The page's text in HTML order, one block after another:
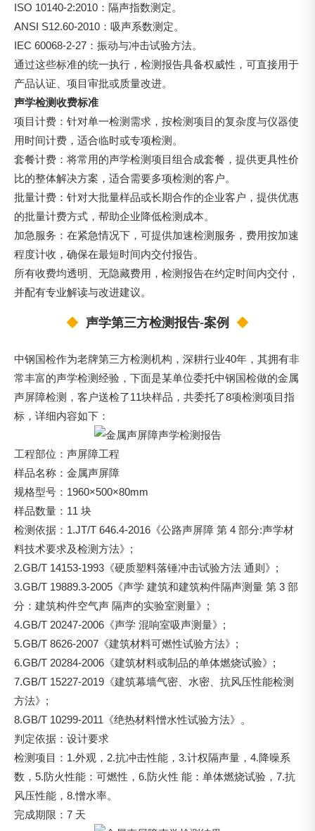
ISO 10140-2:2010：隔声指数测定。
ANSI S12.60-2010：吸声系数测定。
IEC 60068-2-27：振动与冲击试验方法。
通过这些标准的统一执行，检测报告具备权威性，可直接用于
产品认证、项目审批或质量改进。
声学检测收费标准
项目计费：针对单一检测需求，按检测项目的复杂度与仪器使
用时间计费，适合临时或专项检测。
套餐计费：将常用的声学检测项目组合成套餐，提供更具性价
比的整体解决方案，适合需要多项检测的客户。
批量计费：针对大批量样品或长期合作的企业客户，提供优惠
的批量计费方式，帮助企业降低检测成本。
加急服务：在紧急情况下，可提供加速检测服务，费用按加速
程度计收，确保在最短时间内交付报告。
所有收费均透明、无隐藏费用，检测报告在约定时间内交付，
并配有专业解读与改进建议。
◆ 声学第三方检测报告-案例 ◆
中钢国检作为老牌第三方检测机构，深耕行业40年，其拥有非
常丰富的声学检测经验，下面是某单位委托中钢国检做的金属
声屏障检测，客户送检了11块样品，共委托了8项检测项目指
标，详细内容如下：
工程部位：声屏障工程
样品名称：金属声屏障
规格型号：1960×500×80mm
样品数量：11 块
检测依据：1.JT/T 646.4-2016《公路声屏障 第 4 部分:声学材
料技术要求及检测方法》;
2.GB/T 14153-1993《硬质塑料落锤冲击试验方法 通则》;
3.GB/T 19889.3-2005《声学 建筑和建筑构件隔声测量 第 3 部
分：建筑构件空气声 隔声的实验室测量》;
4.GB/T 20247-2006《声学 混响室吸声测量》;
5.GB/T 8626-2007《建筑材料可燃性试验方法》;
6.GB/T 20284-2006《建筑材料或制品的单体燃烧试验》;
7.GB/T 15227-2019《建筑幕墙气密、水密、抗风压性能检测
方法》;
8.GB/T 10299-2011《绝热材料憎水性试验方法》。
判定依据：设计要求
检测项目：1.外观，2.抗冲击性能，3.计权隔声量，4.降噪系
数，5.防火性能：可燃性，6.防火性 能：单体燃烧试验，7.抗
风压性能，8.憎水率。
完成期限：7 天